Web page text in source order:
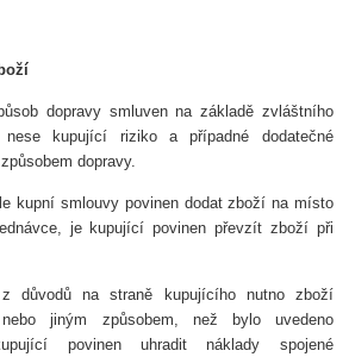
dopravy smluven na základě zvláštního
nese kupující riziko a případné dodatečné
dopravy.
kupní smlouvy povinen dodat zboží na místo
je kupující povinen převzít zboží při
důvodů na straně kupujícího nutno zboží
nebo jiným způsobem, než bylo uvedeno
povinen uhradit náklady spojené